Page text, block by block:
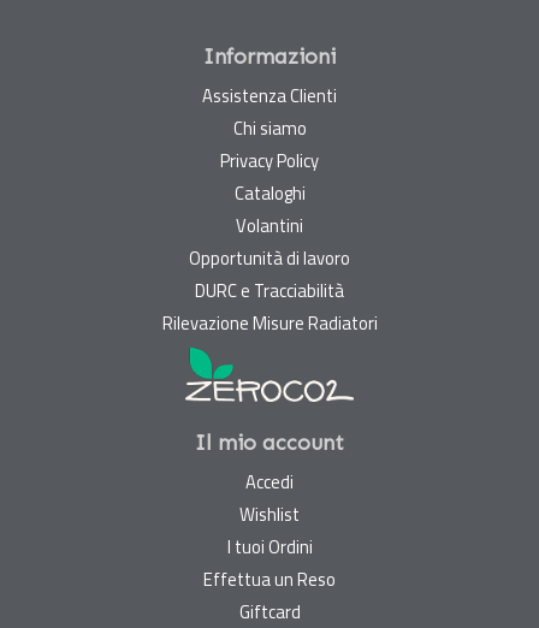
Informazioni
Assistenza Clienti
Chi siamo
Privacy Policy
Cataloghi
Volantini
Opportunità di lavoro
DURC e Tracciabilità
Rilevazione Misure Radiatori
Il mio account
Accedi
Wishlist
I tuoi Ordini
Effettua un Reso
Giftcard